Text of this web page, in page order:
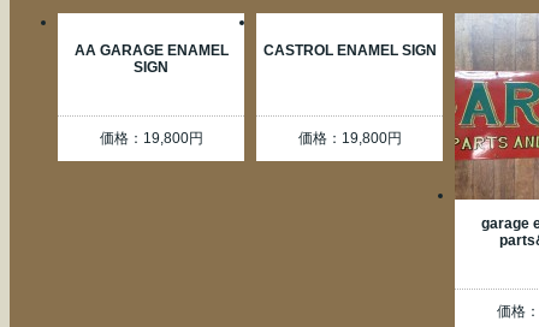
AA GARAGE ENAMEL
SIGN
価格：19,800円
CASTROL ENAMEL SIGN
価格：19,800円
garage
価格